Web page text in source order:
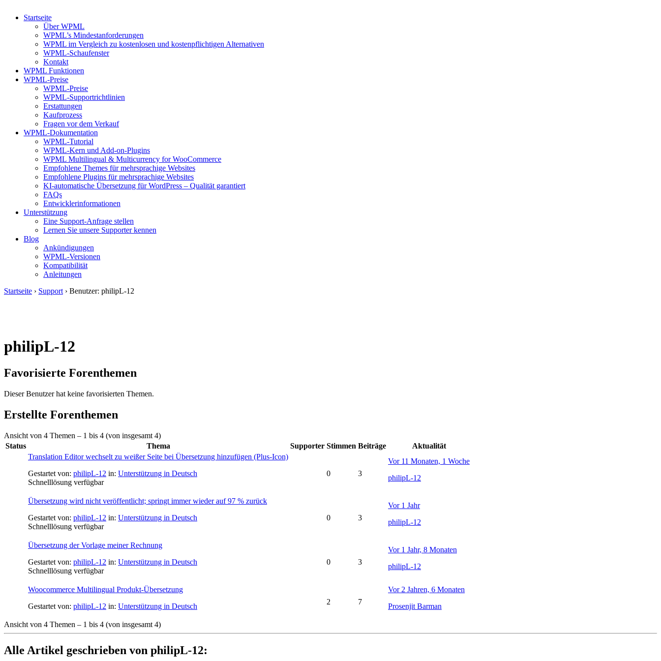
Startseite
Über WPML
WPML’s Mindestanforderungen
WPML im Vergleich zu kostenlosen und kostenpflichtigen Alternativen
WPML-Schaufenster
Kontakt
WPML Funktionen
WPML-Preise
WPML-Preise
WPML-Supportrichtlinien
Erstattungen
Kaufprozess
Fragen vor dem Verkauf
WPML-Dokumentation
WPML-Tutorial
WPML-Kern und Add-on-Plugins
WPML Multilingual & Multicurrency for WooCommerce
Empfohlene Themes für mehrsprachige Websites
Empfohlene Plugins für mehrsprachige Websites
KI-automatische Übersetzung für WordPress – Qualität garantiert
FAQs
Entwicklerinformationen
Unterstützung
Eine Support-Anfrage stellen
Lernen Sie unsere Supporter kennen
Blog
Ankündigungen
WPML-Versionen
Kompatibilität
Anleitungen
Startseite › Support › Benutzer: philipL-12
philipL-12
Favorisierte Forenthemen
Dieser Benutzer hat keine favorisierten Themen.
Erstellte Forenthemen
Ansicht von 4 Themen – 1 bis 4 (von insgesamt 4)
Status
Thema Supporter Stimmen Beiträge
Aktualität
Translation Editor wechselt zu weißer Seite bei Übersetzung hinzufügen (Plus-Icon)
Gestartet von: philipL-12 in: Unterstützung in Deutsch
Schnelllösung verfügbar
0 3
Vor 11 Monaten, 1 Woche
philipL-12
Übersetzung wird nicht veröffentlicht; springt immer wieder auf 97 % zurück
Gestartet von: philipL-12 in: Unterstützung in Deutsch
Schnelllösung verfügbar
0 3
Vor 1 Jahr
philipL-12
Übersetzung der Vorlage meiner Rechnung
Gestartet von: philipL-12 in: Unterstützung in Deutsch
Schnelllösung verfügbar
0 3
Vor 1 Jahr, 8 Monaten
philipL-12
Woocommerce Multilingual Produkt-Übersetzung
Gestartet von: philipL-12 in: Unterstützung in Deutsch
2 7
Vor 2 Jahren, 6 Monaten
Prosenjit Barman
Ansicht von 4 Themen – 1 bis 4 (von insgesamt 4)
Alle Artikel geschrieben von philipL-12: